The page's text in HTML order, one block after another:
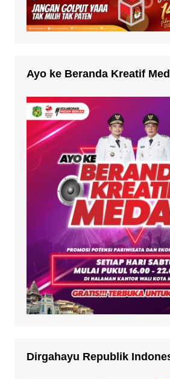
Ayo ke Beranda Kreatif
Dirgahayu Republik